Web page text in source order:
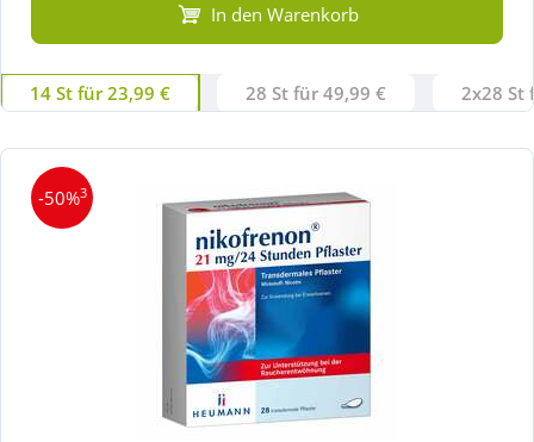
In den Warenkorb
14 St für 23,99 € 28 St für 49,99 € 2x28 St
-50%3